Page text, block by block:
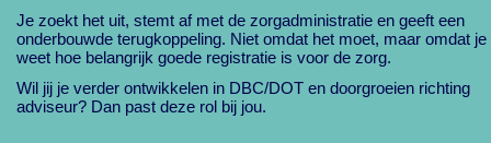
Je zoekt het uit, stemt af met de zorgadministratie en geeft een
onderbouwde terugkoppeling. Niet omdat het moet, maar omdat je
weet hoe belangrijk goede registratie is voor de zorg.
Wil jij je verder ontwikkelen in DBC/DOT en doorgroeien richting
adviseur? Dan past deze rol bij jou.